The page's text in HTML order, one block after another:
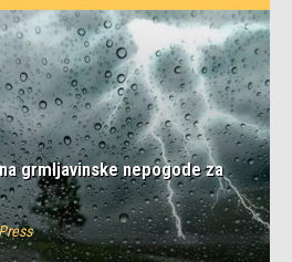
grmljavinske nepogode za